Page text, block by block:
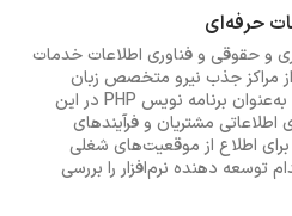
حرفه‌ای
و حقوقی و فناوری اطلاعات خدمات
از مراکز جذب نیرو متخصص زبان
برنامه نویسی PHP هستند. شما به‌عنوان برنامه نویس PHP در این
مشتریان و فرآیندهای
اطلاع از موقعیت‌های شغلی
توسعه دهنده نرم‌افزار را بررسی